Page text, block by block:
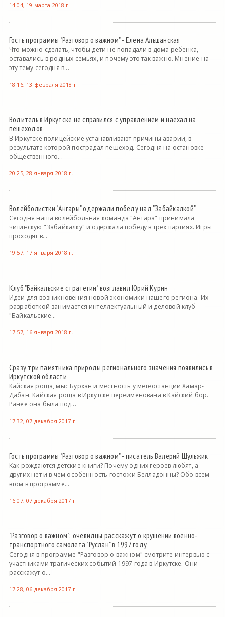
14:04, 19 марта 2018 г.
Гость программы "Разговор о важном" - Елена Альшанская
Что можно сделать, чтобы дети не попадали в дома ребенка,
оставались в родных семьях, и почему это так важно. Мнение на
эту тему сегодня в...
18:16, 13 февраля 2018 г.
Водитель в Иркутске не справился с управлением и наехал на
пешеходов
В Иркутске полицейские устанавливают причины аварии, в
результате которой пострадал пешеход. Сегодня на остановке
общественного...
20:25, 28 января 2018 г.
Волейболистки "Ангары" одержали победу над "Забайкалкой"
Сегодня наша волейбольная команда "Ангара" принимала
читинскую "Забайкалку" и одержала победу в трех партиях. Игры
проходят в...
19:57, 17 января 2018 г.
Клуб "Байкальские стратегии" возглавил Юрий Курин
Идеи для возникновения новой экономики нашего региона. Их
разработкой занимается интеллектуальный и деловой клуб
"Байкальские...
17:57, 16 января 2018 г.
Сразу три памятника природы регионального значения появились в
Иркутской области
Кайская роща, мыс Бурхан и местность у метеостанции Хамар-
Дабан. Кайская роща в Иркутске переименована в Кайский бор.
Ранее она была под...
17:32, 07 декабря 2017 г.
Гость программы "Разговор о важном" - писатель Валерий Шульжик
Как рождаются детские книги? Почему одних героев любят, а
других нет и в чем особенность госпожи Белладонны? Обо всем
этом в программе...
16:07, 07 декабря 2017 г.
"Разговор о важном": очевидцы расскажут о крушении военно-
транспортного самолета "Руслан" в 1997 году
Сегодня в программе "Разговор о важном" смотрите интервью с
участниками трагических событий 1997 года в Иркутске. Они
расскажут о...
17:28, 06 декабря 2017 г.